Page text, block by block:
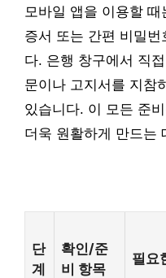
모바일 앱을 이용할
증서 또는 간편 비밀
다. 은행 창구에서 직
문이나 고지서를 지참
있습니다. 이 모든 준
더욱 원활하게 만드는
단
계
확인/준
비 항목
필요